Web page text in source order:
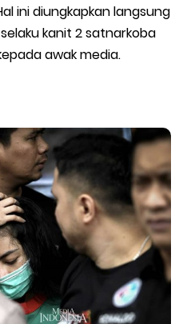
ini diungkapkan langsung
kanit 2 satnarkoba
awak media.